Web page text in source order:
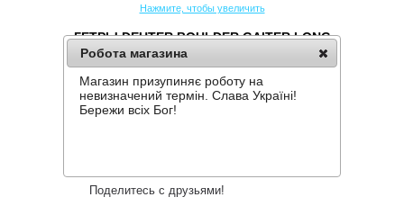
Нажмите, чтобы увеличить
ГЕТРЫ DEUTER BOULDER GAITER LONG
Производитель: Deuter
Код товара:Boulder Gaiter Long
Нет в наличии
Поделитесь с друзьями!
Робота магазина
Магазин призупиняє роботу на
невизначений термін. Слава Україні!
Бережи всіх Бог!